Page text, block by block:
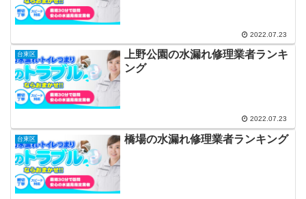
2022.07.23
台東区
上野公園の水漏れ修理業者ランキ
ング
2022.07.23
台東区 橋場の水漏れ修理業者ランキング